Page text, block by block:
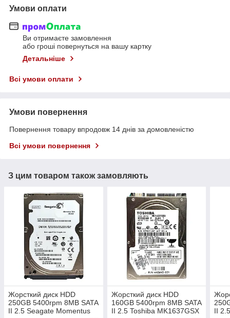
Умови оплати
Ви отримаєте замовлення
або гроші повернуться на вашу картку
Детальніше
Всі умови оплати
Умови повернення
Повернення товару впродовж 14 днів за домовленістю
Всі умови повернення
З цим товаром також замовляють
Жорсткий диск HDD
250GB 5400rpm 8MB SATA
II 2.5 Seagate Momentus
Жорсткий диск HDD
160GB 5400rpm 8MB SATA
II 2.5 Toshiba MK1637GSX
II